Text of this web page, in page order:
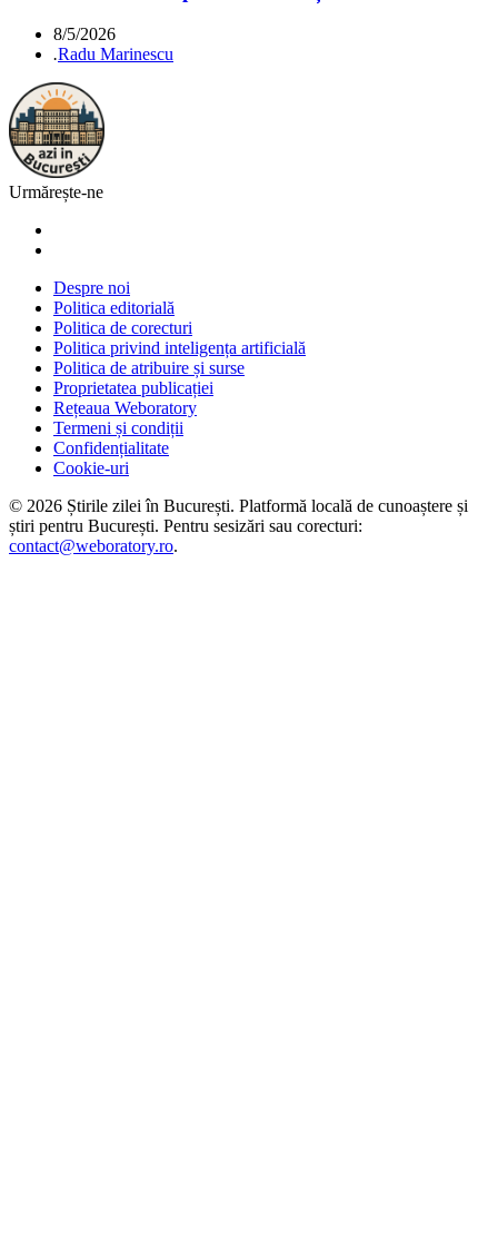
8/5/2026
.Radu Marinescu
Urmărește-ne
Despre noi
Politica editorială
Politica de corecturi
Politica privind inteligența artificială
Politica de atribuire și surse
Proprietatea publicației
Rețeaua Weboratory
Termeni și condiții
Confidențialitate
Cookie-uri
© 2026 Știrile zilei în București. Platformă locală de cunoaștere și
știri pentru București. Pentru sesizări sau corecturi:
contact@weboratory.ro.